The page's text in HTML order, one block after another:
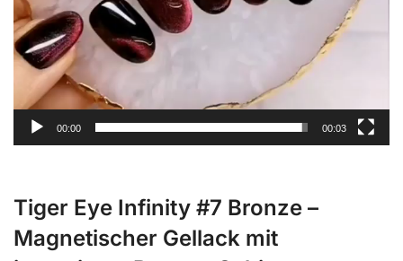
00:00 00:03
Tiger Eye Infinity #7 Bronze –
Magnetischer Gellack mit